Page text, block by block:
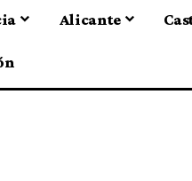
Alicante